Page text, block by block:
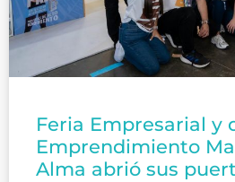
Feria Empresarial y
Emprendimiento
Alma abrió sus